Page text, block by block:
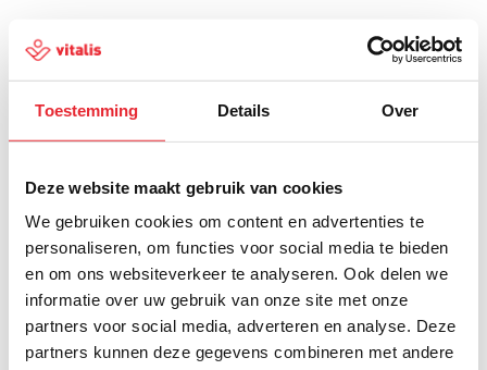
Toestemming Details Over
Deze website maakt gebruik van cookies
We gebruiken cookies om content en advertenties te
personaliseren, om functies voor social media te bieden
en om ons websiteverkeer te analyseren. Ook delen we
informatie over uw gebruik van onze site met onze
partners voor social media, adverteren en analyse. Deze
partners kunnen deze gegevens combineren met andere
500
Er is iets fout gegaan
Probeer het later opnieuw of ga terug naar de